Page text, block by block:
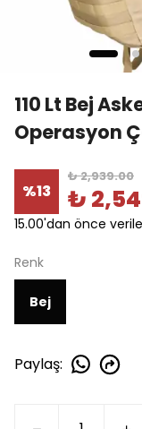
110 Lt Bej
Operasyon
%13
₺ 2,939.00
₺
15.00'dan önce
Renk
Bej
Paylaş: